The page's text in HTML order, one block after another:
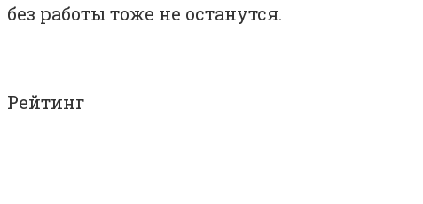
без работы тоже не останутся.
Рейтинг